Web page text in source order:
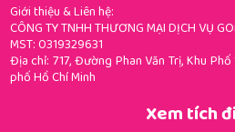
Giới thiệu & Liên hệ:
CÔNG TY TNHH THƯƠNG MẠI DỊCH VỤ
MST: 0319329631
Địa chỉ: 717, Đường Phan Văn Trị, Khu
phố Hồ Chí Minh
Xem tích